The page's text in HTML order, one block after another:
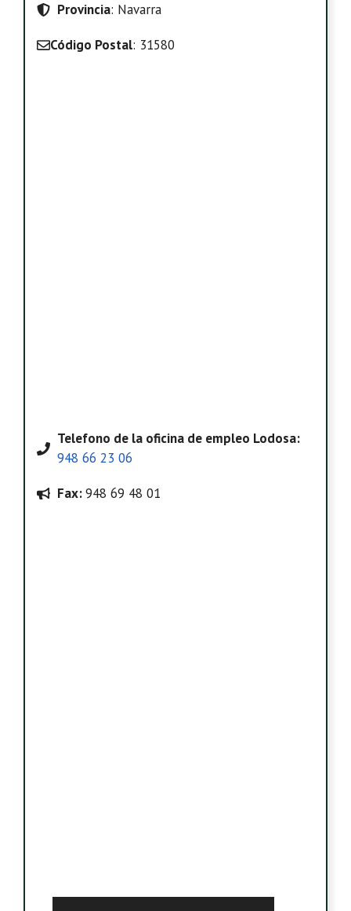
Provincia: Navarra
Código Postal: 31580
Telefono de la oficina de empleo Lodosa:
948 66 23 06
Fax:948 69 48 01